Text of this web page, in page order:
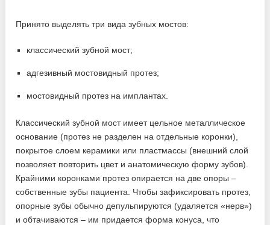
Принято выделять три вида зубных мостов:
классический зубной мост;
адгезивный мостовидный протез;
мостовидный протез на имплантах.
Классический зубной мост имеет цельное металлическое
основание (протез не разделен на отдельные коронки),
покрытое слоем керамики или пластмассы (внешний слой
позволяет повторить цвет и анатомическую форму зубов).
Крайними коронками протез опирается на две опоры –
собственные зубы пациента. Чтобы зафиксировать протез,
опорные зубы обычно депульпируются (удаляется «нерв»)
и обтачиваются – им придается форма конуса, что